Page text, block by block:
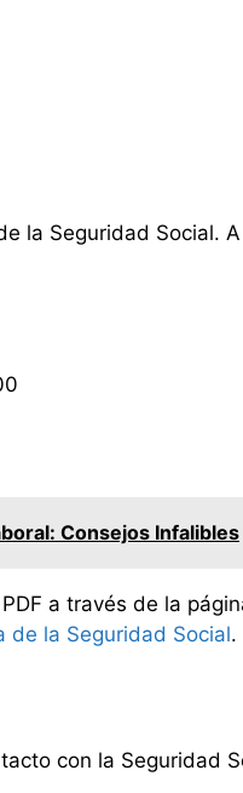
la Seguridad Social.
Consejos Infalibles
a través de la
de la Seguridad Social.
con la Seguridad